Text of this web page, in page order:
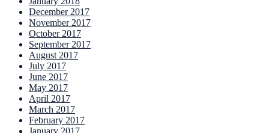
December 2017
November 2017
October 2017
September 2017
August 2017
July 2017
June 2017
May 2017
April 2017
March 2017
February 2017